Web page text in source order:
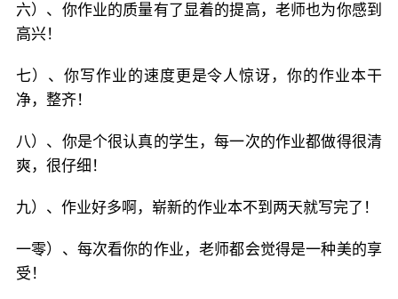
六）、你作业的质量有了显着的提高，老师也为你感到
高兴！
七）、你写作业的速度更是令人惊讶，你的作业本干
净，整齐！
八）、你是个很认真的学生，每一次的作业都做得很清
爽，很仔细！
九）、作业好多啊，崭新的作业本不到两天就写完了！
一零）、每次看你的作业，老师都会觉得是一种美的享
受！